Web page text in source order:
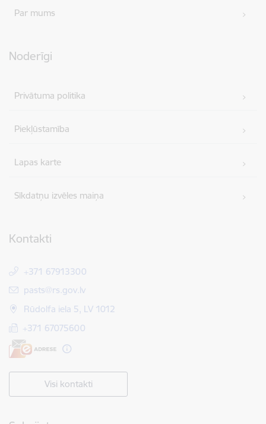
Par mums
Noderīgi
Privātuma politika
Piekļūstamība
Lapas karte
Sīkdatņu izvēles maiņa
Kontakti
+371 67913300
E-pasts:
pasts@rs.gov.lv
Rūdolfa iela 5, LV 1012
+371 67075600
Visi kontakti